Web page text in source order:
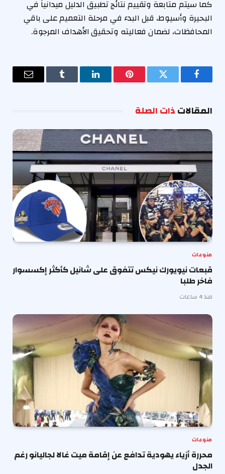
كما سيتم متابعة وتقييم نتائج تطبيق الدليل ميدانياً في
البحيرة وأسيوط، قبل البدء في مرحلة التعميم على باقي
المحافظات، لضمان فعاليته وتحقيق الأهداف المرجوة.
فيسبوك تويتر بينتيريستلينكدإن Tumblr
البريد
المقالاتذات الصلة
منوعات
قبعات نيويورك نيكس تتفوق على شانيل كأكثر إكسسوار
فاخر طلبا
منذ 4 ساعات
منوعات
محررة أزياء يهودية تدافع عن إقامة ميت غالا لجاليانو رغم
الجدل